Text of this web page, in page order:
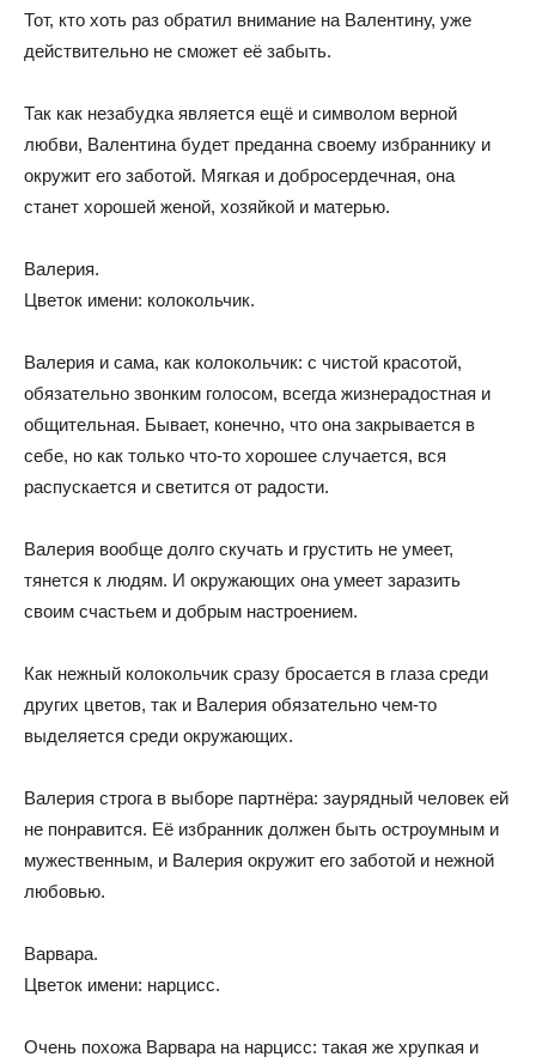
Тот, кто хоть раз обратил внимание на Валентину, уже
действительно не сможет её забыть.
Так как незабудка является ещё и символом верной
любви, Валентина будет преданна своему избраннику и
окружит его заботой. Мягкая и добросердечная, она
станет хорошей женой, хозяйкой и матерью.
Валерия.
Цветок имени: колокольчик.
Валерия и сама, как колокольчик: с чистой красотой,
обязательно звонким голосом, всегда жизнерадостная и
общительная. Бывает, конечно, что она закрывается в
себе, но как только что-то хорошее случается, вся
распускается и светится от радости.
Валерия вообще долго скучать и грустить не умеет,
тянется к людям. И окружающих она умеет заразить
своим счастьем и добрым настроением.
Как нежный колокольчик сразу бросается в глаза среди
других цветов, так и Валерия обязательно чем-то
выделяется среди окружающих.
Валерия строга в выборе партнёра: заурядный человек ей
не понравится. Её избранник должен быть остроумным и
мужественным, и Валерия окружит его заботой и нежной
любовью.
Варвара.
Цветок имени: нарцисс.
Очень похожа Варвара на нарцисс: такая же хрупкая и